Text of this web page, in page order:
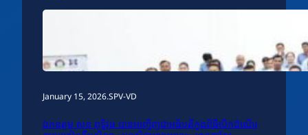
January 15, 2026.SPV-VD
ឯកឧត្តម សុខ ពុទ្ធិវុធ បានអញ្ជើញជាអធិបតីក្នុងពិធីបើកដំណើរ